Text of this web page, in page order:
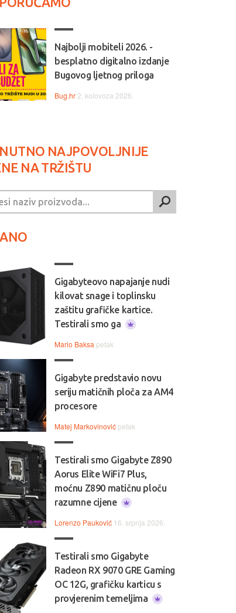
Najbolji mobiteli 2026. -
besplatno digitalno izdanje
Bugovog ljetnog priloga
Bug.hr 2. kolovoza 2026.
NAJPOVOLJNIJE
NA TRŽIŠTU
Gigabyteovo napajanje nudi
kilovat snage i toplinsku
zaštitu grafičke kartice.
Testirali smo ga
Mario Baksa petak
Gigabyte predstavio novu
seriju matičnih ploča za AM4
procesore
Matej Markovinović petak
Testirali smo Gigabyte Z890
Aorus Elite WiFi7 Plus,
moćnu Z890 matičnu ploču
razumne cijene
Lorenzo Pauković 16. srpnja 2026.
Testirali smo Gigabyte
Radeon RX 9070 GRE Gaming
OC 12G, grafičku karticu s
provjerenim temeljima